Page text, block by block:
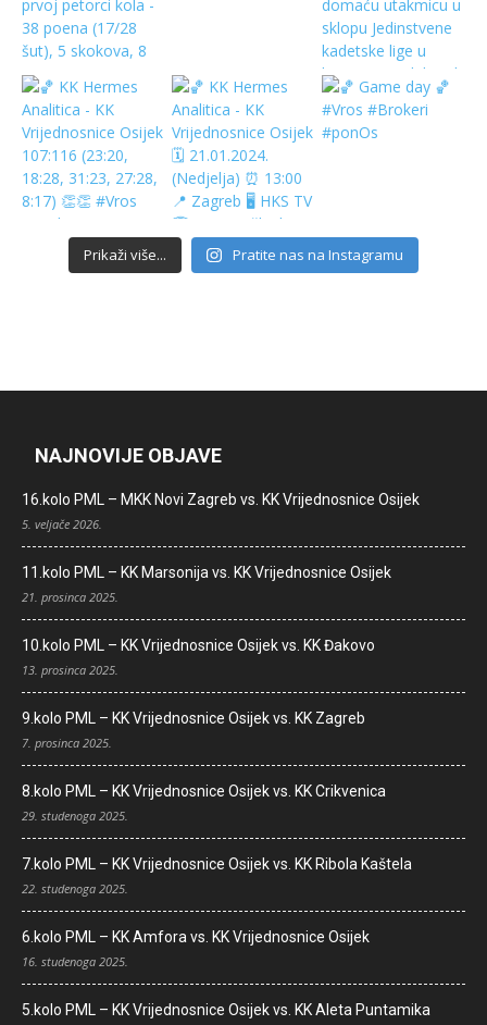
Prikaži više... Pratite nas na Instagramu
NAJNOVIJE OBJAVE
16.kolo PML – MKK Novi Zagreb vs. KK Vrijednosnice Osijek
5. veljače 2026.
11.kolo PML – KK Marsonija vs. KK Vrijednosnice Osijek
21. prosinca 2025.
10.kolo PML – KK Vrijednosnice Osijek vs. KK Đakovo
13. prosinca 2025.
9.kolo PML – KK Vrijednosnice Osijek vs. KK Zagreb
7. prosinca 2025.
8.kolo PML – KK Vrijednosnice Osijek vs. KK Crikvenica
29. studenoga 2025.
7.kolo PML – KK Vrijednosnice Osijek vs. KK Ribola Kaštela
22. studenoga 2025.
6.kolo PML – KK Amfora vs. KK Vrijednosnice Osijek
16. studenoga 2025.
5.kolo PML – KK Vrijednosnice Osijek vs. KK Aleta Puntamika